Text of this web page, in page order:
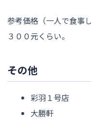
参考価格（一人で食事
３００元くらい。
その他
彩羽１号店
大勝軒